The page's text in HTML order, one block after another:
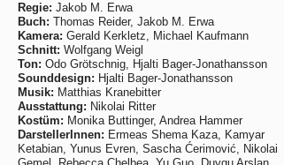
Regie: Jakob M. Erwa
Buch: Thomas Reider, Jakob M. Erwa
Kamera: Gerald Kerkletz, Michael Kaufmann
Schnitt: Wolfgang Weigl
Ton: Odo Grötschnig, Hjalti Bager-Jonathansson
Sounddesign: Hjalti Bager-Jonathansson
Musik: Matthias Kranebitter
Ausstattung: Nikolai Ritter
Kostüm: Monika Buttinger, Andrea Hammer
DarstellerInnen: Ermeas Shema Kaza, Kamyar
Ketabian, Yunus Evren, Sascha Ćerimović, Nikolai